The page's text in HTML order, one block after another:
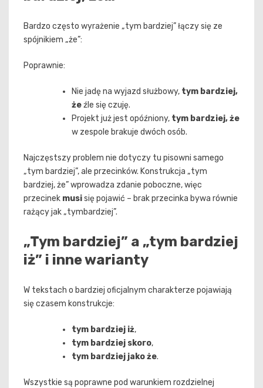
Bardzo często wyrażenie „tym bardziej” łączy się ze
spójnikiem „że”:
Poprawnie:
Nie jadę na wyjazd służbowy, tym bardziej,
żeźle się czuję.
Projekt już jest opóźniony, tym bardziej, że
w zespole brakuje dwóch osób.
Najczęstszy problem nie dotyczy tu pisowni samego
„tym bardziej”, ale przecinków. Konstrukcja „tym
bardziej, że” wprowadza zdanie poboczne, więc
przecinek musisię pojawić – brak przecinka bywa równie
rażący jak „tymbardziej”.
„Tym bardziej” a „tym bardziej
iż” i inne warianty
W tekstach o bardziej oficjalnym charakterze pojawiają
się czasem konstrukcje:
tym bardziej iż,
tym bardziej skoro,
tym bardziej jako że.
Wszystkie są poprawne pod warunkiem rozdzielnej